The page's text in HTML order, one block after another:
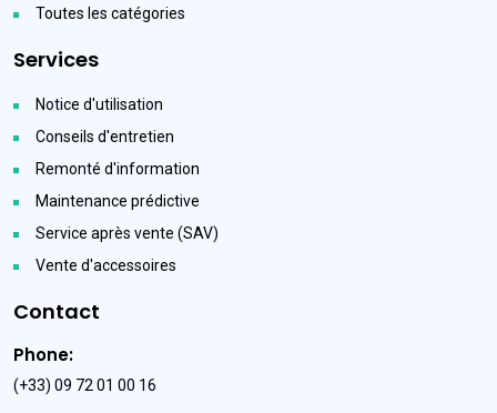
Toutes les catégories
Services
Notice d'utilisation
Conseils d'entretien
Remonté d'information
Maintenance prédictive
Service après vente (SAV)
Vente d'accessoires
Contact
Phone:
(+33) 09 72 01 00 16